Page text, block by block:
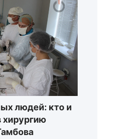
людей: кто и
хирургию